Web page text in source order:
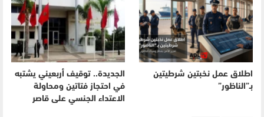
اطلاق عمل نخبتين شرطيتين
بـ”الناظور”
الجديدة.. توقيف أربعيني يشتبه
في احتجاز فتاتين ومحاولة
الاعتداء الجنسي على قاصر